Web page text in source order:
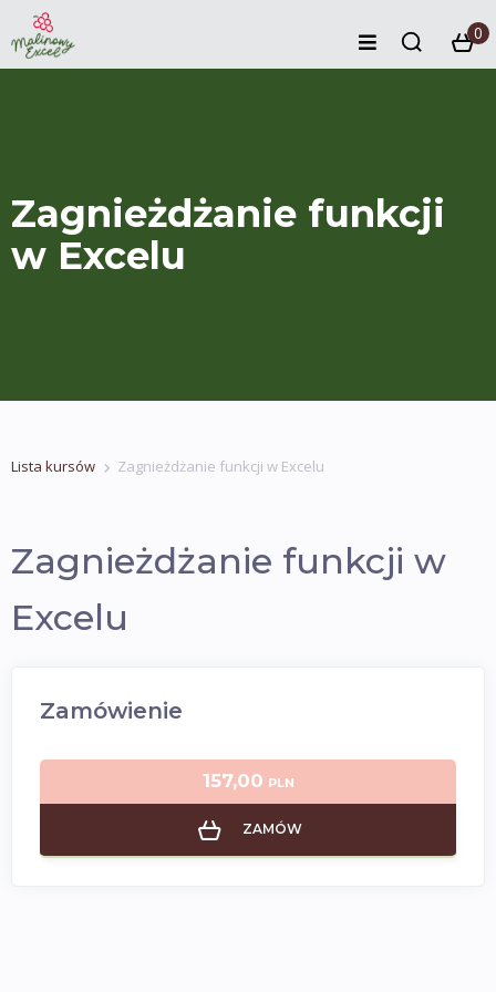
0
Zagnieżdżanie funkcji
w Excelu
Lista kursów Zagnieżdżanie funkcji w Excelu
Zagnieżdżanie funkcji w
Excelu
Zamówienie
157,00 PLN
ZAMÓW